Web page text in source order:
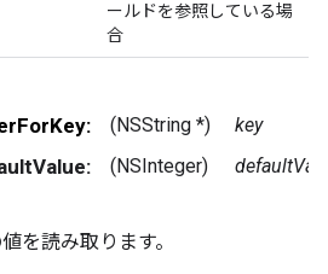
ールドを参照している場
合
(NSString *) key
(NSInteger)
を読み取ります。